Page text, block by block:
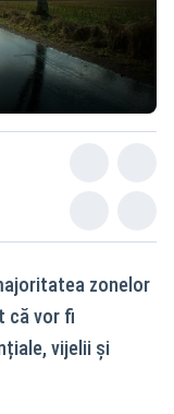
zonelor
că vor fi
vijelii și